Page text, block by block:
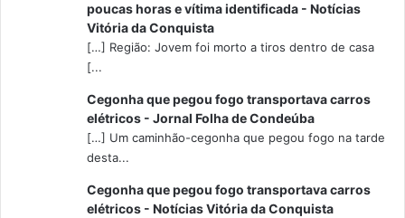
poucas horas e vítima identificada - Notícias
Vitória da Conquista
[…] Região: Jovem foi morto a tiros dentro de casa
[...
Cegonha que pegou fogo transportava carros
elétricos - Jornal Folha de Condeúba
[…] Um caminhão-cegonha que pegou fogo na tarde
desta...
Cegonha que pegou fogo transportava carros
elétricos - Notícias Vitória da Conquista